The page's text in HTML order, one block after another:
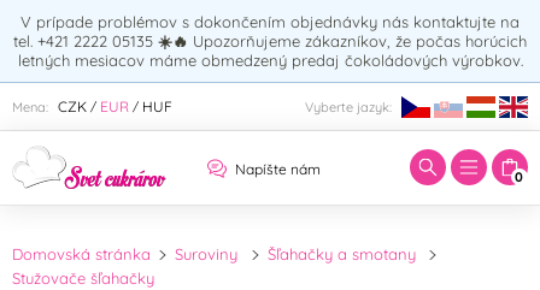
V prípade problémov s dokončením objednávky nás kontaktujte na
tel. +421 2222 05135 ☀️🔥 Upozorňujeme zákazníkov, že počas horúcich
letných mesiacov máme obmedzený predaj čokoládových výrobkov.
Mena: CZK / EUR / HUF Vyberte jazyk:
Napíšte nám 0
Zadajte hľadaný výraz:
Domovská stránka Suroviny
Šľahačky a smotany
Stužovače šľahačky